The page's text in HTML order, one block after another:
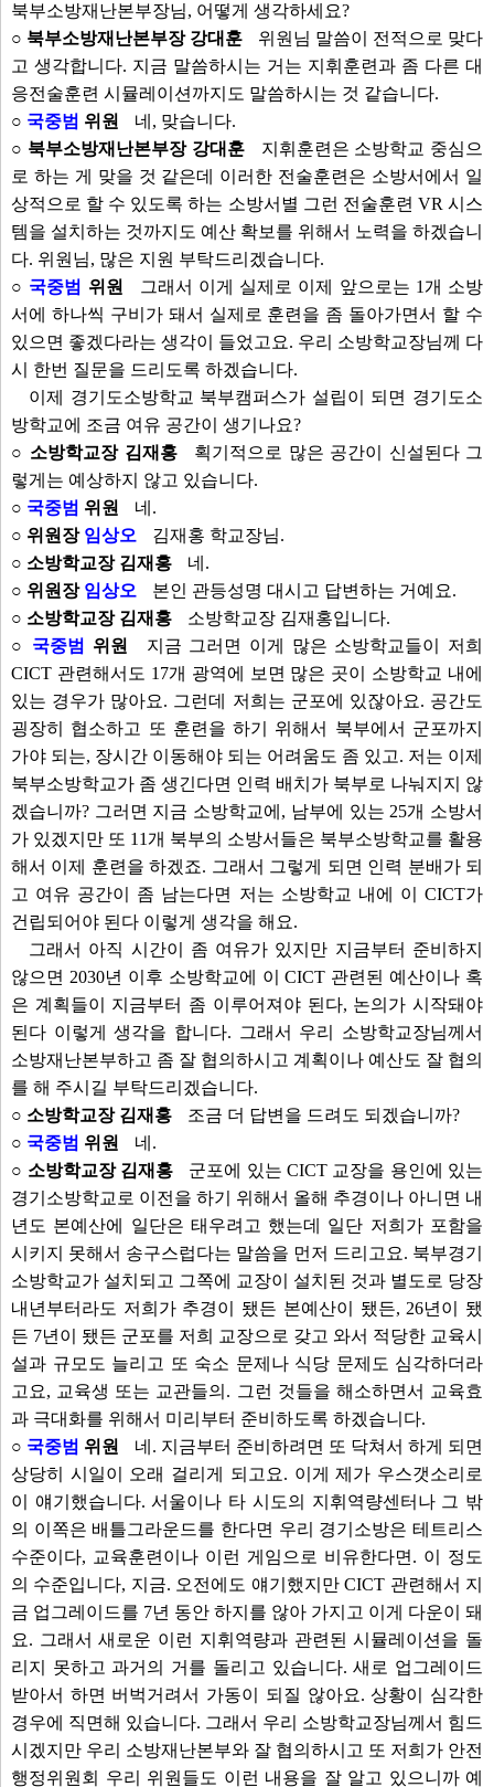
북부소방재난본부장님, 어떻게 생각하세요?
○ 북부소방재난본부장 강대훈
위원님 말씀이 전적으로 맞다
고 생각합니다. 지금 말씀하시는 거는 지휘훈련과 좀 다른 대
응전술훈련 시뮬레이션까지도 말씀하시는 것 같습니다.
○ 국중범 위원
네, 맞습니다.
○ 북부소방재난본부장 강대훈
지휘훈련은 소방학교 중심으
로 하는 게 맞을 것 같은데 이러한 전술훈련은 소방서에서 일
상적으로 할 수 있도록 하는 소방서별 그런 전술훈련 VR 시스
템을 설치하는 것까지도 예산 확보를 위해서 노력을 하겠습니
다. 위원님, 많은 지원 부탁드리겠습니다.
○ 국중범 위원
그래서 이게 실제로 이제 앞으로는 1개 소방
서에 하나씩 구비가 돼서 실제로 훈련을 좀 돌아가면서 할 수
있으면 좋겠다라는 생각이 들었고요. 우리 소방학교장님께 다
시 한번 질문을 드리도록 하겠습니다.
이제 경기도소방학교 북부캠퍼스가 설립이 되면 경기도소
방학교에 조금 여유 공간이 생기나요?
○ 소방학교장 김재홍
획기적으로 많은 공간이 신설된다 그
렇게는 예상하지 않고 있습니다.
○ 국중범 위원
네.
○ 위원장 임상오
김재홍 학교장님.
○ 소방학교장 김재홍
네.
○ 위원장 임상오
본인 관등성명 대시고 답변하는 거예요.
○ 소방학교장 김재홍
소방학교장 김재홍입니다.
○ 국중범 위원
지금 그러면 이게 많은 소방학교들이 저희
CICT 관련해서도 17개 광역에 보면 많은 곳이 소방학교 내에
있는 경우가 많아요. 그런데 저희는 군포에 있잖아요. 공간도
굉장히 협소하고 또 훈련을 하기 위해서 북부에서 군포까지
가야 되는, 장시간 이동해야 되는 어려움도 좀 있고. 저는 이제
북부소방학교가 좀 생긴다면 인력 배치가 북부로 나눠지지 않
겠습니까? 그러면 지금 소방학교에, 남부에 있는 25개 소방서
가 있겠지만 또 11개 북부의 소방서들은 북부소방학교를 활용
해서 이제 훈련을 하겠죠. 그래서 그렇게 되면 인력 분배가 되
고 여유 공간이 좀 남는다면 저는 소방학교 내에 이 CICT가
건립되어야 된다 이렇게 생각을 해요.
그래서 아직 시간이 좀 여유가 있지만 지금부터 준비하지
않으면 2030년 이후 소방학교에 이 CICT 관련된 예산이나 혹
은 계획들이 지금부터 좀 이루어져야 된다, 논의가 시작돼야
된다 이렇게 생각을 합니다. 그래서 우리 소방학교장님께서
소방재난본부하고 좀 잘 협의하시고 계획이나 예산도 잘 협의
를 해 주시길 부탁드리겠습니다.
○ 소방학교장 김재홍
조금 더 답변을 드려도 되겠습니까?
○ 국중범 위원
네.
○ 소방학교장 김재홍
군포에 있는 CICT 교장을 용인에 있는
경기소방학교로 이전을 하기 위해서 올해 추경이나 아니면 내
년도 본예산에 일단은 태우려고 했는데 일단 저희가 포함을
시키지 못해서 송구스럽다는 말씀을 먼저 드리고요. 북부경기
소방학교가 설치되고 그쪽에 교장이 설치된 것과 별도로 당장
내년부터라도 저희가 추경이 됐든 본예산이 됐든, 26년이 됐
든 7년이 됐든 군포를 저희 교장으로 갖고 와서 적당한 교육시
설과 규모도 늘리고 또 숙소 문제나 식당 문제도 심각하더라
고요, 교육생 또는 교관들의. 그런 것들을 해소하면서 교육효
과 극대화를 위해서 미리부터 준비하도록 하겠습니다.
○ 국중범 위원
네. 지금부터 준비하려면 또 닥쳐서 하게 되면
상당히 시일이 오래 걸리게 되고요. 이게 제가 우스갯소리로
이 얘기했습니다. 서울이나 타 시도의 지휘역량센터나 그 밖
의 이쪽은 배틀그라운드를 한다면 우리 경기소방은 테트리스
수준이다, 교육훈련이나 이런 게임으로 비유한다면. 이 정도
의 수준입니다, 지금. 오전에도 얘기했지만 CICT 관련해서 지
금 업그레이드를 7년 동안 하지를 않아 가지고 이게 다운이 돼
요. 그래서 새로운 이런 지휘역량과 관련된 시뮬레이션을 돌
리지 못하고 과거의 거를 돌리고 있습니다. 새로 업그레이드
받아서 하면 버벅거려서 가동이 되질 않아요. 상황이 심각한
경우에 직면해 있습니다. 그래서 우리 소방학교장님께서 힘드
시겠지만 우리 소방재난본부와 잘 협의하시고 또 저희가 안전
행정위원회 우리 위원들도 이런 내용을 잘 알고 있으니까 예